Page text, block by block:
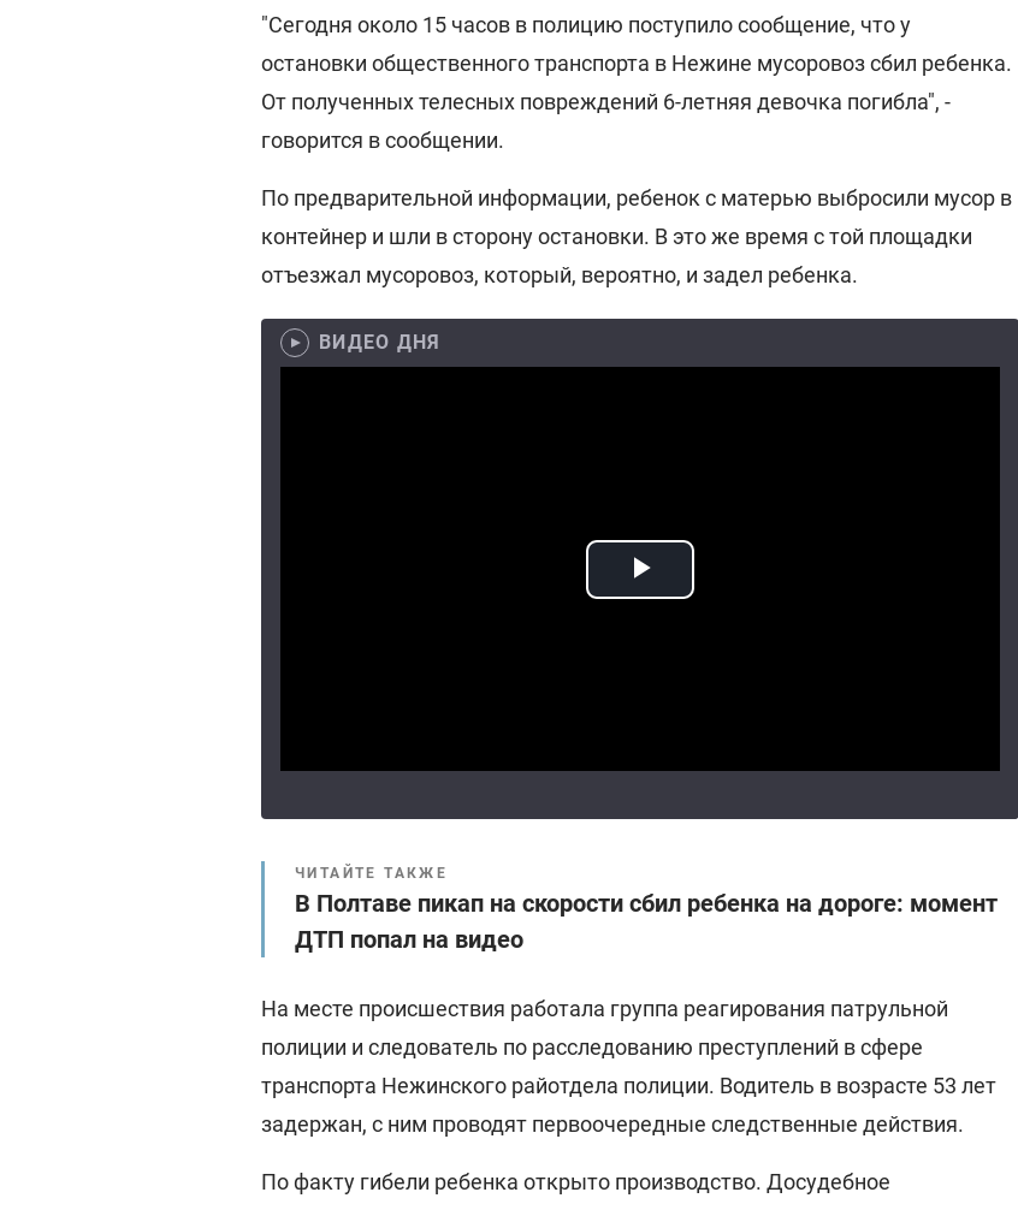
"Сегодня около 15 часов в полицию поступило сообщение, что у
остановки общественного транспорта в Нежине мусоровоз сбил ребенка.
От полученных телесных повреждений 6-летняя девочка погибла", -
говорится в сообщении.
По предварительной информации, ребенок с матерью выбросили мусор в
контейнер и шли в сторону остановки. В это же время с той площадки
отъезжал мусоровоз, который, вероятно, и задел ребенка.
ВИДЕО ДНЯ
ЧИТАЙТЕ ТАКЖЕ
В Полтаве пикап на скорости сбил ребенка на дороге: момент
ДТП попал на видео
На месте происшествия работала группа реагирования патрульной
полиции и следователь по расследованию преступлений в сфере
транспорта Нежинского райотдела полиции. Водитель в возрасте 53 лет
задержан, с ним проводят первоочередные следственные действия.
По факту гибели ребенка открыто производство. Досудебное